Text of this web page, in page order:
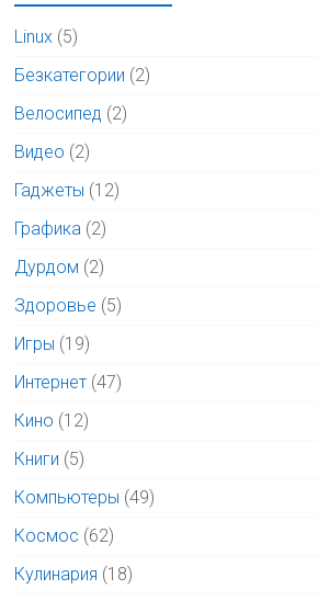
Linux (5)
Безкатегории (2)
Велосипед (2)
Видео (2)
Гаджеты (12)
Графика (2)
Дурдом (2)
Здоровье (5)
Игры (19)
Интернет (47)
Кино (12)
Книги (5)
Компьютеры (49)
Космос (62)
Кулинария (18)